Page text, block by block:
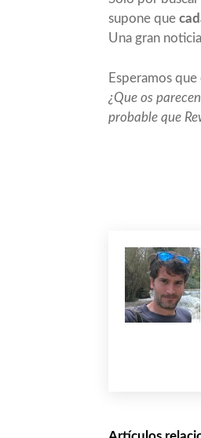
supone que
Una gran
Esperamos
¿Que os
probable que